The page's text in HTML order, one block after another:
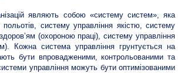
являють собою «систему систем», яка
систему управління якістю, систему
(охороною праці), систему управління
Кожна система управління грунтується на
бути впровадженими, контрольованими та
управління можуть бути оптимізованими